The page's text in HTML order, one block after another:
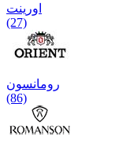
اورینت
(27)
رومانسون
(86)